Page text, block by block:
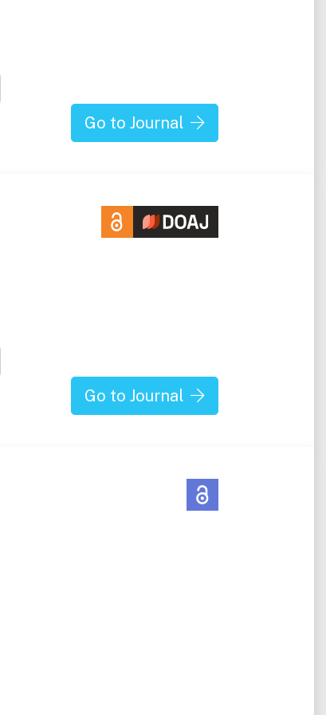
Go to Journal
Go to Journal